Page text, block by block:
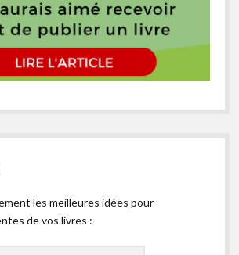
les meilleures idées pour
de vos livres :